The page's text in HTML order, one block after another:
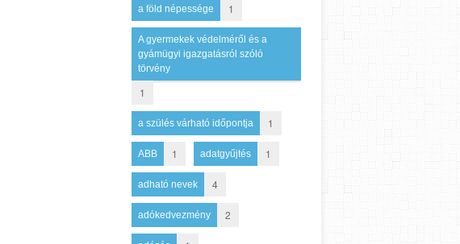
a föld népessége 1
A gyermekek védelméről és a
gyámügyi igazgatásról szóló
törvény
1
a szülés várható időpontja 1
ABB 1 adatgyűjtés 1
adható nevek 4
adókedvezmény 2